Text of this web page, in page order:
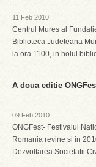
11 Feb 2010
Centrul Mures al
Biblioteca Judeteana
la ora 1100, in holul
A doua editie
09 Feb 2010
ONGFest- Festivalul
Romania revine si in
Dezvoltarea Societatii